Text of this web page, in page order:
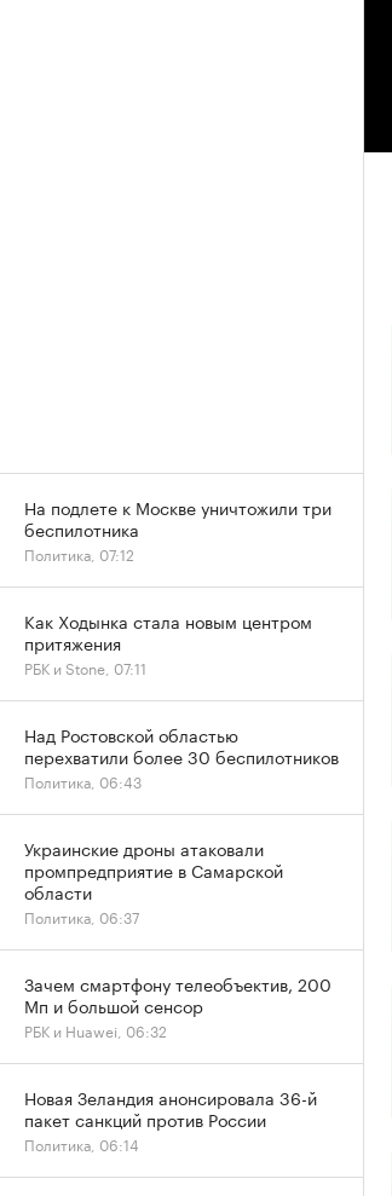
На подлете к Москве уничтожили три
беспилотника
Политика, 07:12
Как Ходынка стала новым центром
притяжения
РБК и Stone, 07:11
Над Ростовской областью
перехватили более 30 беспилотников
Политика, 06:43
Украинские дроны атаковали
промпредприятие в Самарской
области
Политика, 06:37
Зачем смартфону телеобъектив, 200
Мп и большой сенсор
РБК и Huawei, 06:32
Новая Зеландия анонсировала 36-й
пакет санкций против России
Политика, 06:14